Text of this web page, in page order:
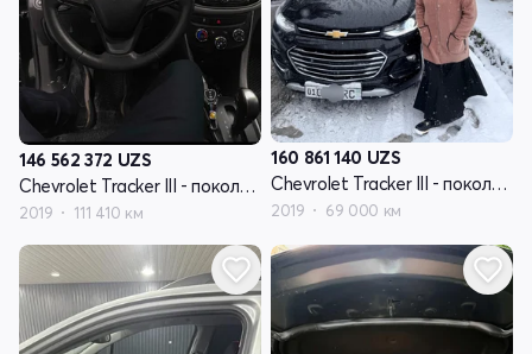
146 562 372 UZS
Chevrolet Tracker III - поколение рестайлинг
2019 111 410 км
160 861 140 UZS
Chevrolet Tracker III - поколение рестайлинг
2019 69 000 км